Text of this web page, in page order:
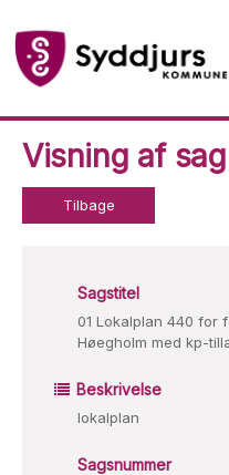
Visning af sag
Tilbage
Sagstitel
01 Lokalplan 440 for
Høegholm med kp-
Beskrivelse
lokalplan
Sagsnummer